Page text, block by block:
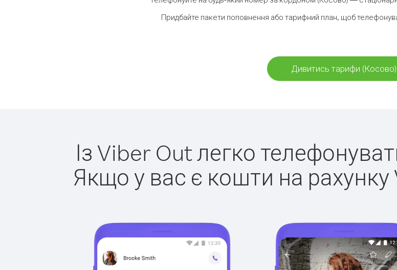
Придбайте пакети поповнення або тарифний план, щоб
Дивитись тарифи (Косово)
Із Viber Out легко
Якщо у вас є кошти на